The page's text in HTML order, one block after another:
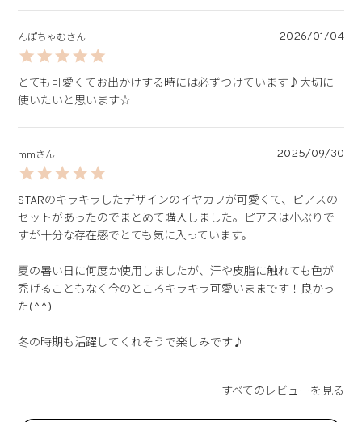
んぽちゃむ 2026/01/04
とても可愛くてお出かけする時には必ずつけています♪大切に
使いたいと思います☆
mm 2025/09/30
STARのキラキラしたデザインのイヤカフが可愛くて、ピアスの
セットがあったのでまとめて購入しました。ピアスは小ぶりで
すが十分な存在感でとても気に入っています。
夏の暑い日に何度か使用しましたが、汗や皮脂に触れても色が
禿げることもなく今のところキラキラ可愛いままです！良かっ
た(^^)